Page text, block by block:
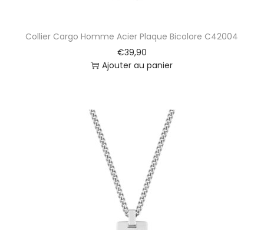
Collier Cargo Homme Acier Plaque Bicolore C42004
€39,90
Ajouter au panier